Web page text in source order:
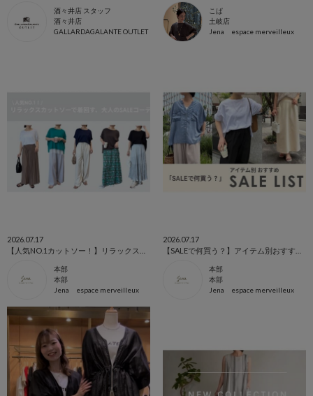
酒々井店 スタッフ
酒々井店
GALLARDAGALANTE OUTLET
こぱ
土岐店
Jena espace merveilleux
2026.07.17
本部
本部
Jena espace merveilleux
2026.07.17
本部
本部
Jena espace merveilleux